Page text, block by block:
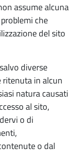
assume alcuna
che
del sito
diverse
ritenuta in alcun
natura causati
al sito,
o di
o dal